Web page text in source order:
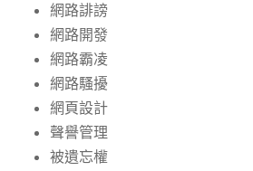
網路誹謗
網路開發
網路霸凌
網路騷擾
網頁設計
聲譽管理
被遺忘權